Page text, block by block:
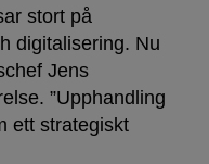
stort på
digitalisering. Nu
Jens
”Upphandling
ett strategiskt